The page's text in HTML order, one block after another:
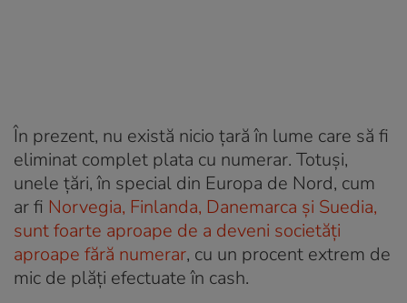
În prezent, nu există nicio țară în lume care să fi
eliminat complet plata cu numerar. Totuși,
unele țări, în special din Europa de Nord, cum
ar fi Norvegia, Finlanda, Danemarca și Suedia,
sunt foarte aproape de a deveni societăți
aproape fără numerar, cu un procent extrem de
mic de plăți efectuate în cash.